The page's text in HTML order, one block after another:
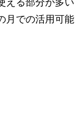
える部分が多い
月での活用可能